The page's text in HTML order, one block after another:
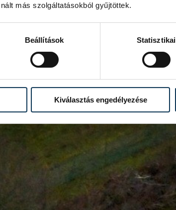
más szolgáltatásokból gyűjtöttek.
Beállítások Statisztikai
Kiválasztás engedélyezése